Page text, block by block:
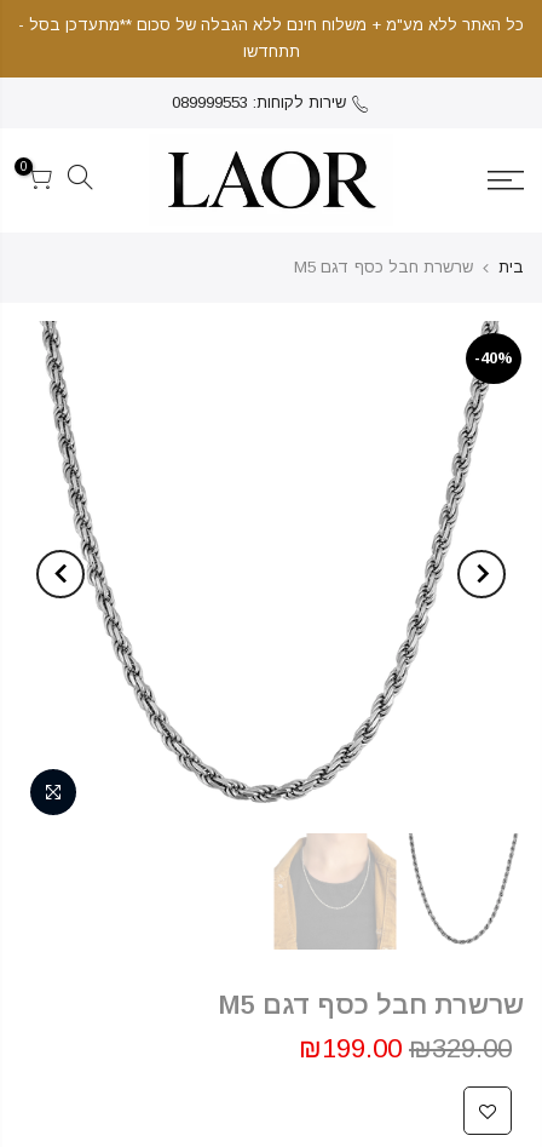
כל האתר ללא מע"מ + משלוח חינם ללא הגבלה של סכום **מתעדכן בסל -
תתחדשו
שירות לקוחות: 089999553
0
בית שרשרת חבל כסף דגם M5
40%-
שרשרת חבל כסף דגם M5
₪329.00
₪199.00